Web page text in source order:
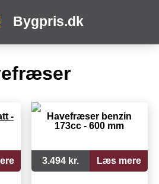
Bygpris.dk
-
Havefræser benzin
173cc - 600 mm
3.494 kr. Læs mere